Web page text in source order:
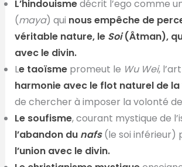
L’hindouismedécrit l’ego comme
(maya) qui nous empêche de
véritable nature, le Soi(Âtman),
avec le divin.
Le taoïsmepromeut le Wu Wei, l’art
harmonie avec le flot naturel de la
de chercher à imposer la volonté de
Le soufisme, courant mystique de
l’abandon du nafs (le soi inférieur)
l’union avec le divin.